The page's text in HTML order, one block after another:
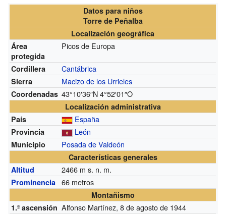
Datos para niños
Torre de Peñalba
Localización geográfica
Área
protegida
Picos de Europa
Cordillera Cantábrica
Sierra Macizo de los Urrieles
Coordenadas 43°10′36″N4°52′01″O
Localización administrativa
País
España
Provincia León
Municipio Posada de Valdeón
Características generales
Altitud
2466 m s. n. m.
Prominencia 66 metros
Montañismo
1.ª ascensión Alfonso Martínez, 8 de agosto de 1944